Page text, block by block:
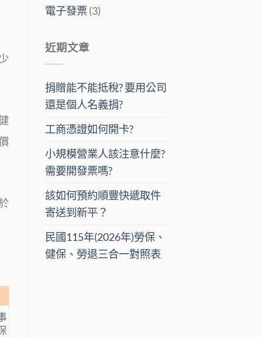
電子發票(3)
近期文章
捐贈能不能抵稅? 要用公司
還是個人名義捐?
工商憑證如何開卡?
小規模營業人該注意什麼?
需要開發票嗎?
該如何預約順豐快遞取件
寄送到新平？
民國115年(2026年)勞保、
健保、勞退三合一對照表